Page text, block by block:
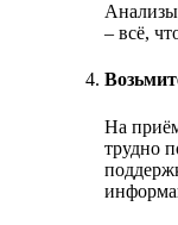
– всё,
На
трудно